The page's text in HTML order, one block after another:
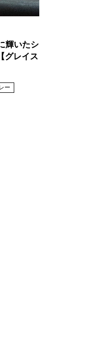
輝いたシ
グレイス
ー